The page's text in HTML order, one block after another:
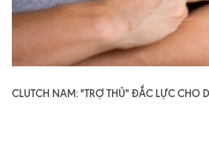
CLUTCH NAM: "TRỢ THỦ" ĐẮC LỰC CHO